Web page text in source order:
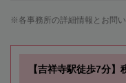
各事務所の詳細情報とお問
【吉祥寺駅徒歩7分